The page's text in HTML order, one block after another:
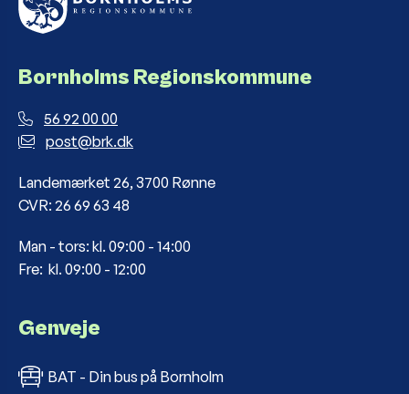
Bornholms Regionskommune
56 92 00 00
post@brk.dk
Landemærket 26, 3700 Rønne
CVR: 26 69 63 48
Man - tors: kl. 09:00 - 14:00
Fre: kl. 09:00 - 12:00
Genveje
BAT - Din bus på Bornholm